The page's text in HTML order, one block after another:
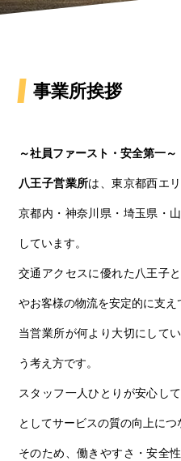
事業所挨拶
～社員ファースト・安全第一～
八王子営業所は、東京都西エ
京都内・神奈川県・埼玉県・
しています。
交通アクセスに優れた八王子
やお客様の物流を安定的に支え
当営業所が何より大切にしてい
う考え方です。
スタッフ一人ひとりが安心し
としてサービスの質の向上につ
そのため、働きやすさ・安全